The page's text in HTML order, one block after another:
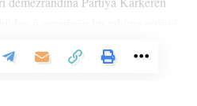
serhildan û raperîn girîngî û
Bixwîne